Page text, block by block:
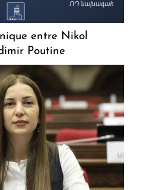
entre Nikol
Poutine